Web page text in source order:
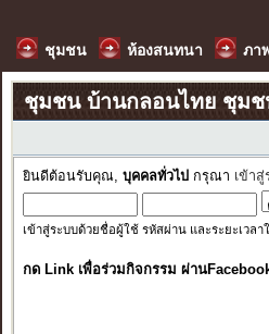
ชุมชน ห้องสนทนา ภา
ชุมชน บ้านกลอนไทย ชุม
ยินดีต้อนรับคุณ, บุคคลทั่วไป กรุณา เข้าสู่
เข้าสู่ระบบด้วยชื่อผู้ใช้ รหัสผ่าน และระยะเวล
กด Link เพื่อร่วมกิจกรรม ผ่าน